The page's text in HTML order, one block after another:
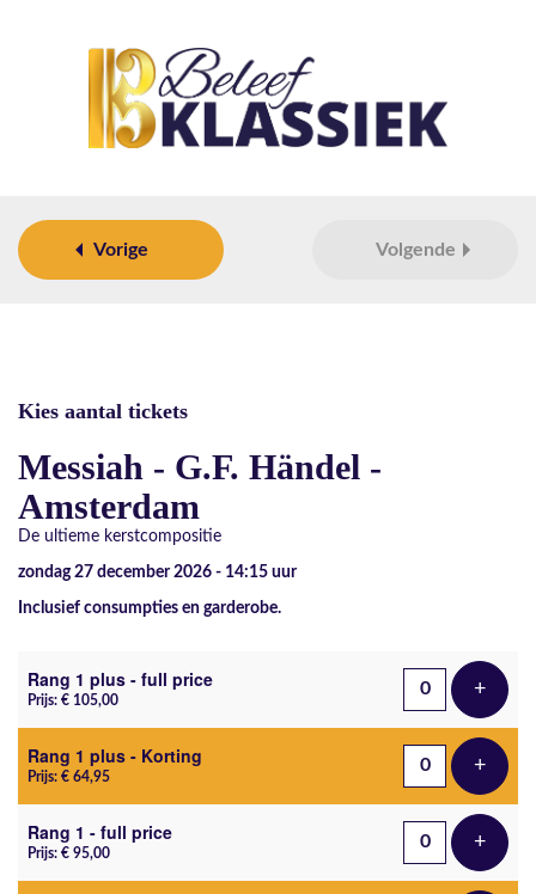
Vorige Volgende
Kies aantal tickets
Messiah - G.F. Händel -
Amsterdam
De ultieme kerstcompositie
zondag 27 december 2026 - 14:15 uur
Inclusief consumpties en garderobe.
Rang 1 plus - full price
Prijs: € 105,00 +Voeg
Rang 1 plus - Korting
Prijs: € 64,95 +Voeg
Rang 1 - full price
Prijs: € 95,00 +Voeg